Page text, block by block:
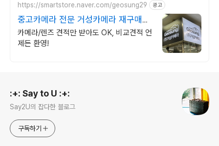
https://smartstore.naver.com/geosung29 광고
중고카메라 전문 거성카메라 재구매율
높은 매장!
카메라/렌즈 견적만 받아도 OK, 비교견적 언
제든 환영!
:+: Say to U :+:
Say2U의 잡다한 블로그
구독하기